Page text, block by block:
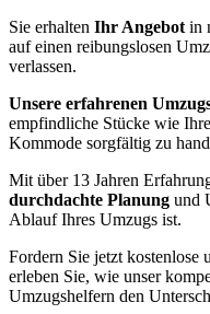
Sie erhalten Ihr Angebot in
auf einen reibungslosen
verlassen.
Unsere erfahrenen
empfindliche Stücke wie
Kommode sorgfältig zu
Mit über 13 Jahren
durchdachte Planung und
Ablauf Ihres Umzugs ist.
Fordern Sie jetzt kostenlose
erleben Sie, wie unser
Umzugshelfern den